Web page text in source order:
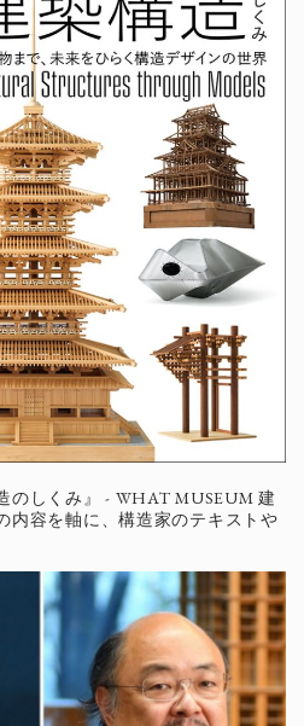
のしくみ』 - WHAT MUSEUM 建
内容を軸に、構造家のテキストや